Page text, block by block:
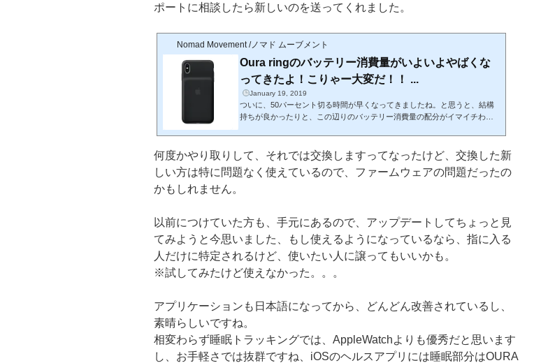
ポートに相談したら新しいのを送ってくれました。
Nomad Movement /ノマド ムーブメント
Oura ringのバッテリー消費量がいよいよやばくな
ってきたよ！こりゃー大変だ！！ ...
January 19, 2019
ついに、50パーセント切る時間が早くなってきましたね。と思うと、結構
持ちが良かったりと、この辺りのバッテリー消費量の配分がイマイチわか
っていて、様々な情報をくれて、分析もしてくれる良い感じのOuraだけ
ど、ここだけの話し、ちょっとApple Watch series4が欲しくなってきまし
た。何故かと言うと、みなさん知っていると思いますが、心電図がついに
何度かやり取りして、それでは交換しますってなったけど、交換した新
しい方は特に問題なく使えているので、ファームウェアの問題だったの
かもしれません。
以前につけていた方も、手元にあるので、アップデートしてちょっと見
てみようと今思いました、もし使えるようになっているなら、指に入る
人だけに特定されるけど、使いたい人に譲ってもいいかも。
※試してみたけど使えなかった。。。
アプリケーションも日本語になってから、どんどん改善されているし、
素晴らしいですね。
相変わらず睡眠トラッキングでは、AppleWatchよりも優秀だと思います
し、お手軽さでは抜群ですね、iOSのヘルスアプリには睡眠部分はOURA